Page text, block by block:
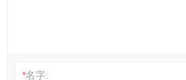
*名字: